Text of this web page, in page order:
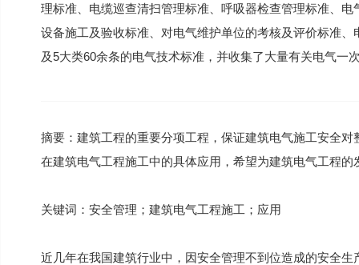
理标准、电缆巡查清扫管理标准、呼吸器检查管理标准、
设备施工及验收标准、对电气维护单位的考核及评价标准
及5大类60余条的电气技术标准，并收集了大量有关电气一
摘要：建筑工程的重要分项工程，保证建筑电气施工安全
在建筑电气工程施工中的具体应用，希望为建筑电气工程的
关键词：安全管理；建筑电气工程施工；应用
近几年在我国建筑行业中，因安全管理不到位造成的安全